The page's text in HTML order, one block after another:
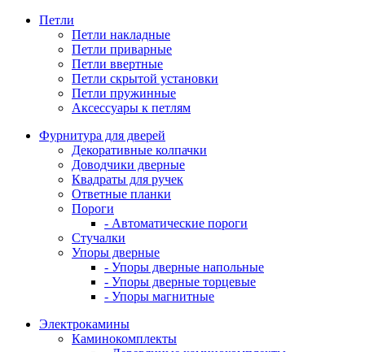
Петли
Петли накладные
Петли приварные
Петли ввертные
Петли скрытой установки
Петли пружинные
Аксессуары к петлям
Фурнитура для дверей
Декоративные колпачки
Доводчики дверные
Квадраты для ручек
Ответные планки
Пороги
- Автоматические пороги
Стучалки
Упоры дверные
- Упоры дверные напольные
- Упоры дверные торцевые
- Упоры магнитные
Электрокамины
Каминокомплекты